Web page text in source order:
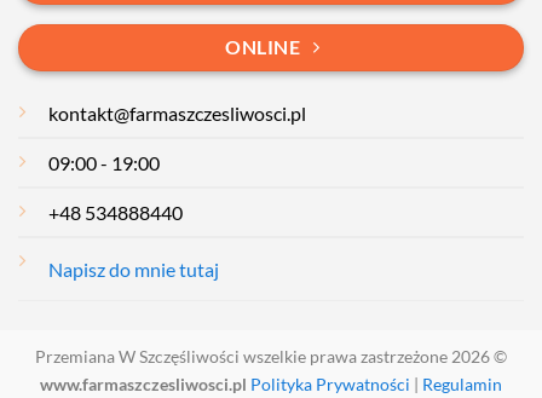
ONLINE
kontakt@farmaszczesliwosci.pl
09:00 - 19:00
+48 534888440
Napisz do mnie tutaj
Przemiana W Szczęśliwości wszelkie prawa zastrzeżone 2026 ©
www.farmaszczesliwosci.pl Polityka Prywatności | Regulamin